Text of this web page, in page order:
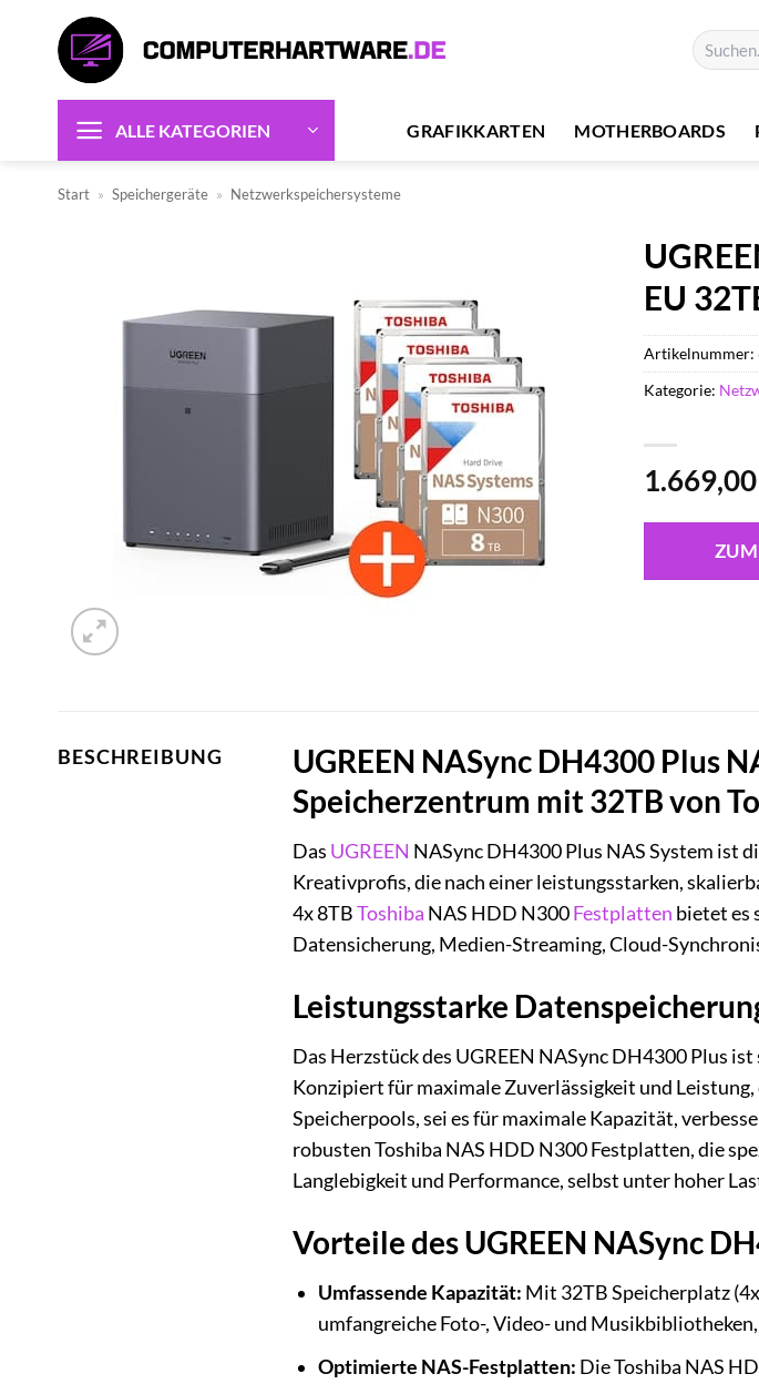
springen
Suchen
nach:
ALLE KATEGORIEN GRAFIKKARTEN MOTHERBOARDS
Start » Speichergeräte » Netzwerkspeichersysteme
EU
Artikelnummer:
Kategorie:
BESCHREIBUNG
UGREEN NASync DH4300 Plus
Speicherzentrum mit 32TB von
Das UGREEN NASync DH4300 Plus NAS System ist
Kreativprofis, die nach einer leistungsstarken,
4x 8TBToshiba NAS HDD N300Festplatten bietet es
Datensicherung, Medien-Streaming, Cloud-
Leistungsstarke
Das Herzstück des UGREEN NASync DH4300 Plus
Konzipiert für maximale Zuverlässigkeit und
Speicherpools, sei es für maximale Kapazität,
robusten Toshiba NAS HDD N300 Festplatten, die
Langlebigkeit und Performance, selbst unter hoher
Vorteile des UGREEN NASync
Umfassende Kapazität: Mit 32TB Speicherplatz
umfangreiche Foto-, Video- und
Optimierte NAS-Festplatten: Die Toshiba NAS